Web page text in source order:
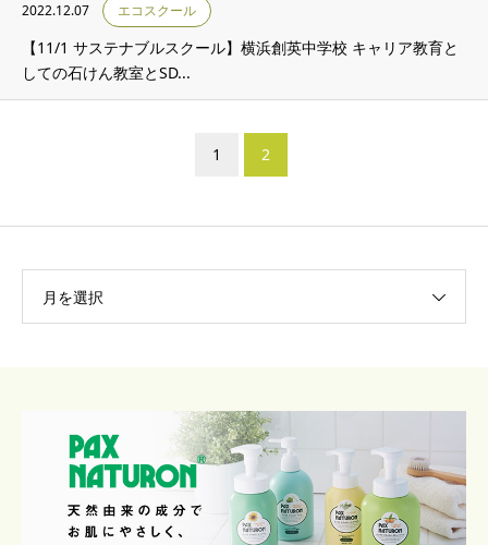
2022.12.07 エコスクール
【11/1 サステナブルスクール】横浜創英中学校 キャリア教育と
しての石けん教室とSD...
1 2
月を選択